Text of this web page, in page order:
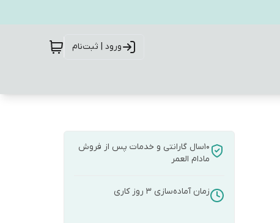
ورود | ثبت‌نام
10سال گارانتی و خدمات پس از فروش
مادام العمر
زمان آماده‌سازی 3 روز کاری